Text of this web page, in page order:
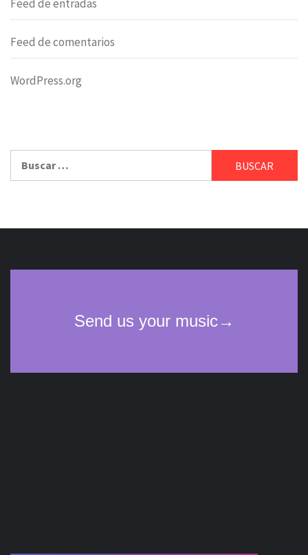
Feed de entradas
Feed de comentarios
WordPress.org